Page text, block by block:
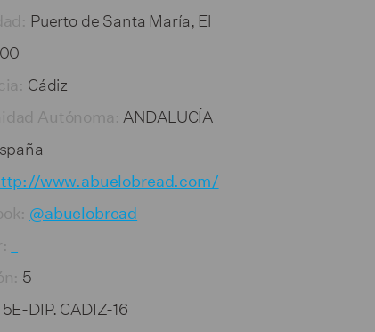
Puerto de Santa María, El
Cádiz
Autónoma: ANDALUCÍA
www.abuelobread.com/
@abuelobread
-
5
5E-DIP. CADIZ-16